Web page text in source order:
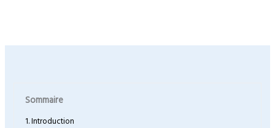
Sommaire
1. Introduction